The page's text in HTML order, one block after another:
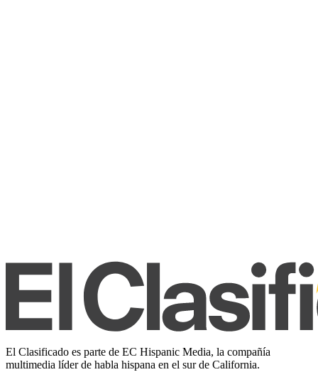
El Clasificado es parte de EC Hispanic Media, la compañía
multimedia líder de habla hispana en el sur de California.